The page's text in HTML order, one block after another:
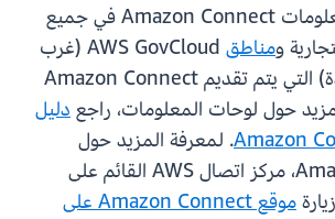
تتوفر لوحات معلومات Amazon Connect في جميع
مناطق
AWS GovCloud (غرب
الولايات المتحدة) التي يتم تقديم Amazon Connect
حول لوحات المعلومات، راجعدليل
. لمعرفة المزيد حول
Amazon Connect، مركز اتصال AWS القائم على
موقع Amazon Connect على